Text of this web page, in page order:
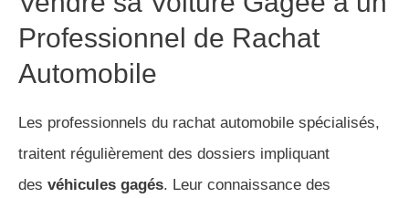
Professionnel de Rachat
Automobile
Les professionnels du rachat automobile spécialisés,
traitent régulièrement des dossiers impliquant
des véhicules gagés. Leur connaissance des